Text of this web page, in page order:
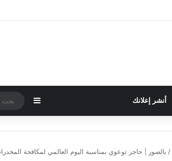
أنشر إعلانك إضافة
/ بالصور | حاجز توعوي بمناسبة اليوم العالمي لمكافحة